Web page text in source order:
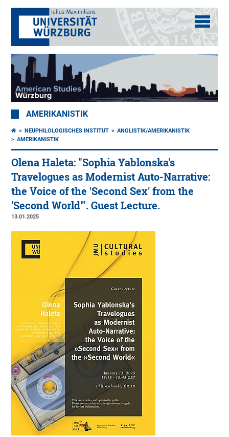
AMERIKANISTIK
NEUPHILOLOGISCHES INSTITUT
ANGLISTIK/AMERIKANISTIK
AMERIKANISTIK
Olena Haleta: "Sophia Yablonska's
Travelogues as Modernist Auto-Narrative:
the Voice of the 'Second Sex' from the
'Second World'". Guest Lecture.
13.01.2025